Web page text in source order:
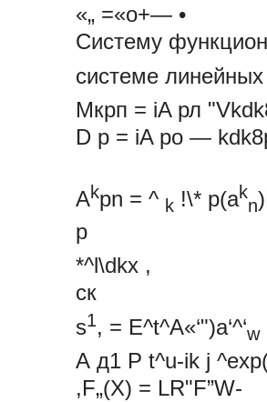
«„ =«о+— •
Систему
системе
Мкрп = iA рл
D р = iA ро —
Akpn = ^ k !\* p(ak
n
*^l\dkx ,
ск
s1, = E^t^A«‘")a‘^‘w
А д1 Р t^u-ik j
,F„(X) = LR"F”W-